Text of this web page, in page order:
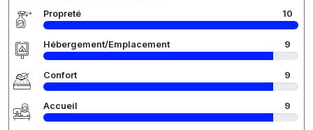
Propreté 10
Hébergement/Emplacement 9
Confort 9
Accueil 9